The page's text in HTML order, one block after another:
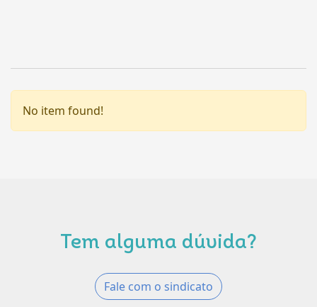
No item found!
Tem alguma dúvida?
Fale com o sindicato